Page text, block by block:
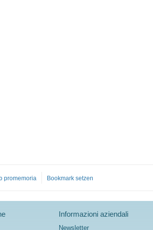
promemoria Bookmark setzen
Informazioni aziendali
Newsletter